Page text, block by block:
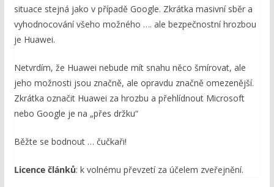
situace stejná jako v případě Google. Zkrátka masivní sběr a
vyhodnocování všeho možného …. ale bezpečnostní hrozbou
je Huawei.
Netvrdím, že Huawei nebude mít snahu něco šmírovat, ale
jeho možnosti jsou značně, ale opravdu značně omezenější.
Zkrátka označit Huawei za hrozbu a přehlídnout Microsoft
nebo Google je na „přes držku“
Běžte se bodnout … čučkaři!
Licence článků: k volnému převzetí za účelem zveřejnění.